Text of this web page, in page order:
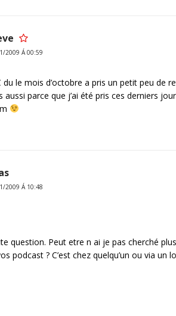
2009 Á 00:59
du le mois d’octobre a pris un petit peu de
aussi parce que j’ai été pris ces derniers
2009 Á 10:48
question. Peut etre n ai je pas cherché
podcast ? C’est chez quelqu’un ou via un